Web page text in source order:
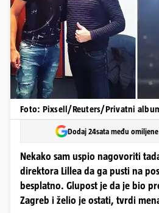
Foto: Pixsell/Reuters/Privatni
Dodaj 24sata među
Nekako sam uspio nagovoriti
direktora Lillea da ga pusti na
besplatno. Glupost je da je bio
Zagreb i želio je ostati, tvrdi